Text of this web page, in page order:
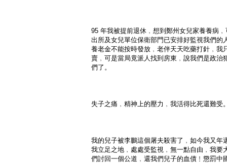
95 年我被提前退休﹐想到鄭州女兒家養養病
出所及女兒單位保衛部門已安排好監視我們的
養老金不能按時發放﹐老伴天天吃藥打針﹐我
賣﹐可是當局竟派人找到房東﹐說我們是政治
們了。
失子之痛﹐精神上的壓力﹐我活得比死還難受
我的兒子被李鵬這個屠夫殺害了﹐如今我又年
我立足之地﹐處處受監視﹐無一點自由﹐我要
們討回一個公道﹐還我們兒子的血債﹗懲罰中